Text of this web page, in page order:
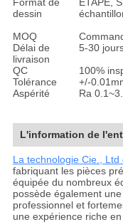
dessin
MOQ
Délai de
livraison
5-30
QC
100%
Tolérance
+/-
Aspérité
Ra
L'information de
La technologie Cie., Ltd
fabriquant les pièces
équipée du nombreux
possède également
professionnel et
une expérience riche